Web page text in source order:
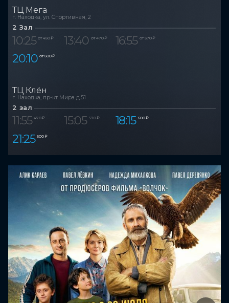
ТЦ Мега
г. Находка, ул. Спортивная, 2
2 Зал
10:25 от 450 ₽ 13:40 от 470 ₽ 16:55 от 570 ₽
20:10 от 600 ₽
ТЦ Клён
г. Находка, пр-кт Мира д.51
2 зал
11:55 470 ₽ 15:05 570 ₽ 18:15 600 ₽
21:25 600 ₽